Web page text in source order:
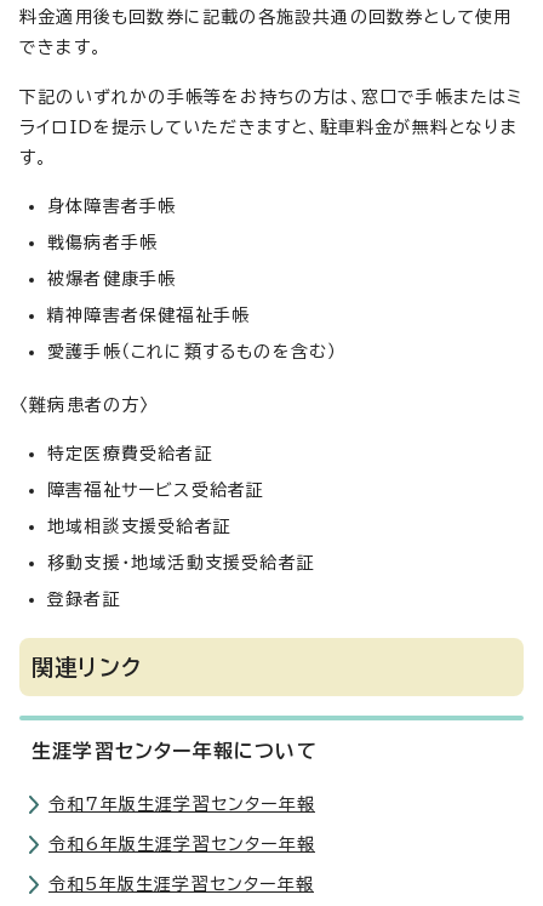
料金適用後も回数券に記載の各施設共通の回数券として使用
できます。
下記のいずれかの手帳等をお持ちの方は、窓口で手帳またはミ
ライロIDを提示していただきますと、駐車料金が無料となりま
す。
身体障害者手帳
戦傷病者手帳
被爆者健康手帳
精神障害者保健福祉手帳
愛護手帳（これに類するものを含む）
〈難病患者の方〉
特定医療費受給者証
障害福祉サービス受給者証
地域相談支援受給者証
移動支援・地域活動支援受給者証
登録者証
関連リンク
生涯学習センター年報について
令和7年版生涯学習センター年報
令和6年版生涯学習センター年報
令和5年版生涯学習センター年報